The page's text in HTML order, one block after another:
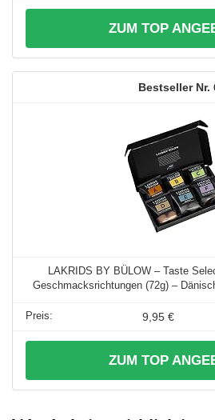
ZUM TOP
LAKRIDS BY BÜLOW – Taste
Geschmacksrichtungen (72g) –
9,95 €
ZUM TOP